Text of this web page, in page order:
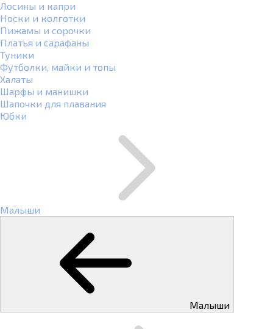
Лосины и капри
Носки и колготки
Пижамы и сорочки
Платья и сарафаны
Туники
Футболки, майки и топы
Халаты
Шарфы и манишки
Шапочки для плавания
Юбки
Малыши
Малыши